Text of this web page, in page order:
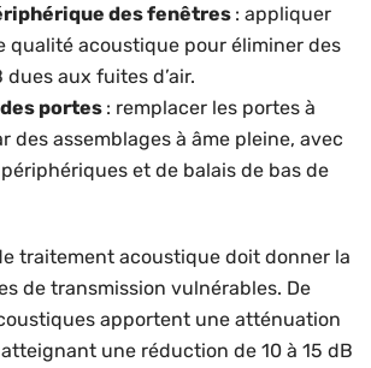
des fenêtres : appliquer
qualité acoustique pour éliminer des
aux fuites d’air.
portes : remplacer les portes à
des assemblages à âme pleine, avec
et de balais de bas de
traitement acoustique doit donner la
de transmission vulnérables. De
apportent une atténuation
une réduction de 10 à 15 dB